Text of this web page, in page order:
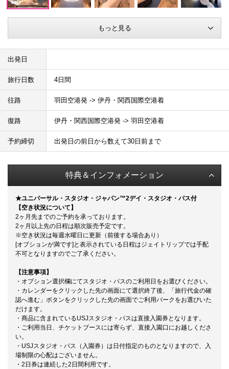
もっと見る
出発日
旅行日数 4日間
往路 羽田空港発 -> 伊丹・関西国際空港着
復路 伊丹・関西国際空港発 -> 羽田空港着
予約締切 出発日の前日から数えて30日前まで
特典＆インフォメーション
★ユニバーサル・スタジオ・ジャパン™2デイ・スタジオ・パス付
【空き状況について】
2ヶ月先までのご予約を承っております。
2ヶ月以上先の日程は順次販売予定です。
※空き状況は毎週水曜日に更新（前後する場合あり）
[オプションが満です]と表示されている日程はジェイトリップでは手配
不可となりますのでご了承ください。
【注意事項】
・オプション選択欄にてスタジオ・パスのご利用日をお選びください。
・カレンダーをクリックした先の画面にて選択終了後、「旅行代金の確
認へ進む」ボタンをクリックした先の画面でご利用パークをお選びいた
だけます。
・商品に含まれているUSJスタジオ・パスは直接入園券となります。
・ご利用当日、チケットブースには寄らず、直接入園口にお越しくださ
い。
・USJスタジオ・パス（入園券）は日付指定のものとなりますので、入
場制限の心配はございません。
・2日券は連続した2日間利用です。